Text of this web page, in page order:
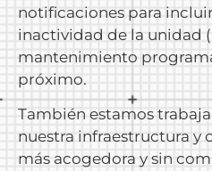
notificaciones para
inactividad de la unidad
mantenimiento
próximo.
También estamos
nuestra infraestructura y
más acogedora y sin